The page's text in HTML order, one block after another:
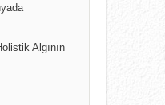
Algının